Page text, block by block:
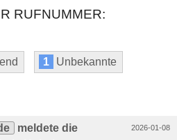
RUFNUMMER:
1 Unbekannte
2026-01-08
meldete die